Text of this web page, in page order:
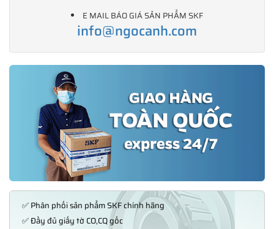
E MAIL BÁO GIÁ SẢN PHẨM SKF
info@ngocanh.com
✅ Phân phối sản phẩm SKF chính hãng
✅ Đầy đủ giấy tờ CO,CQ gốc